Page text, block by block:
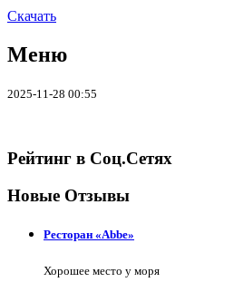
Скачать
Меню
2025-11-28 00:55
Рейтинг в Соц.Сетях
Новые Отзывы
Ресторан «Abbe»
Хорошее место у моря